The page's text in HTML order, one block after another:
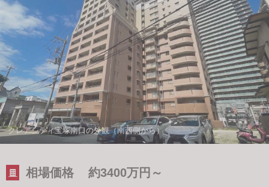
店舗案内
スタッフ紹介
会社案内
スタッフをさがす
クレアシティ宝塚南口の外観（南西側から）
相場価格 約3400万円～